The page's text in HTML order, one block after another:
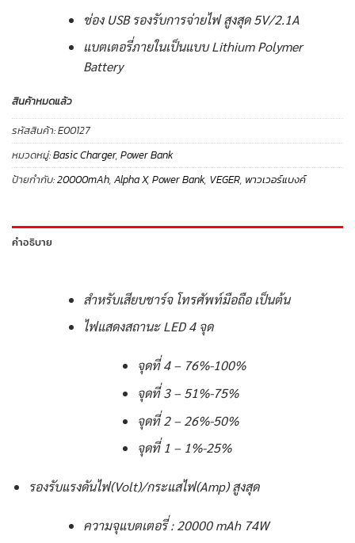
ช่อง USB รองรับการจ่ายไฟ สูงสุด 5V/2.1A
แบตเตอรี่ภายในเป็นแบบ Lithium Polymer
Battery
สินค้าหมดแล้ว
รหัสสินค้า:E00127
หมวดหมู่:Basic Charger, Power Bank
ป้ายกำกับ:20000mAh, Alpha X, Power Bank, VEGER, พาวเวอร์แบงค์
คำอธิบาย
สำหรับเสียบชาร์จ โทรศัพท์มือถือ เป็นต้น
ไฟแสดงสถานะ LED 4 จุด
จุดที่ 4 – 76%-100%
จุดที่ 3 – 51%-75%
จุดที่ 2 – 26%-50%
จุดที่ 1 – 1%-25%
รองรับแรงดันไฟ(Volt)/กระแสไฟ(Amp) สูงสุด
ความจุแบตเตอรี่ : 20000 mAh 74W